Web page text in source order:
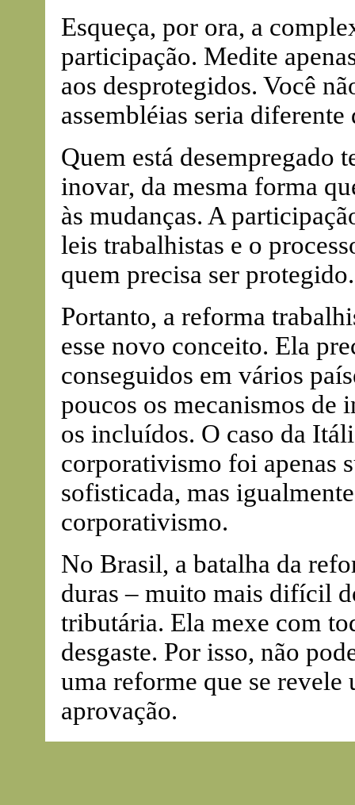
Esqueça, por ora, a
participação. Medite
aos desprotegidos. Você
assembléias seria diferente
Quem está desempregado
inovar, da mesma forma
às mudanças. A
leis trabalhistas e o
quem precisa ser protegido.
Portanto, a reforma
esse novo conceito. Ela
conseguidos em vários
poucos os mecanismos de
os incluídos. O caso da
corporativismo foi apenas
sofisticada, mas
corporativismo.
No Brasil, a batalha da
duras – muito mais difícil
tributária. Ela mexe com
desgaste. Por isso, não
uma reforme que se revele
aprovação.